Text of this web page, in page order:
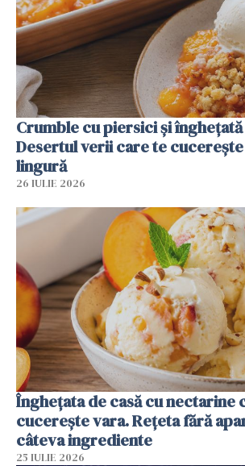
Crumble cu piersici și
Desertul verii care te
lingură
26 IULIE 2026
Înghețata de casă cu nectarine
cucerește vara. Rețeta fără
câteva ingrediente
25 IULIE 2026